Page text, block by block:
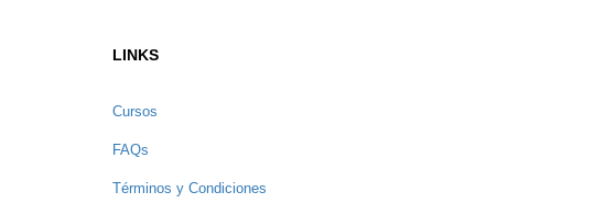
LINKS
Cursos
FAQs
Términos y Condiciones